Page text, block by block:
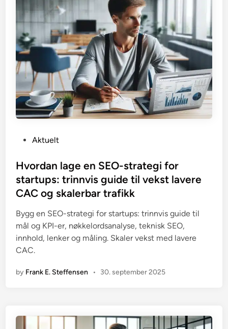
s
t
e
d
i
n
Aktuelt
Hvordan lage en SEO-strategi for
startups: trinnvis guide til vekst lavere
CAC og skalerbar trafikk
Bygg en SEO-strategi for startups: trinnvis guide til
mål og KPI-er, nøkkelordsanalyse, teknisk SEO,
innhold, lenker og måling. Skaler vekst med lavere
CAC.
by Frank E. Steffensen • 30. september 2025